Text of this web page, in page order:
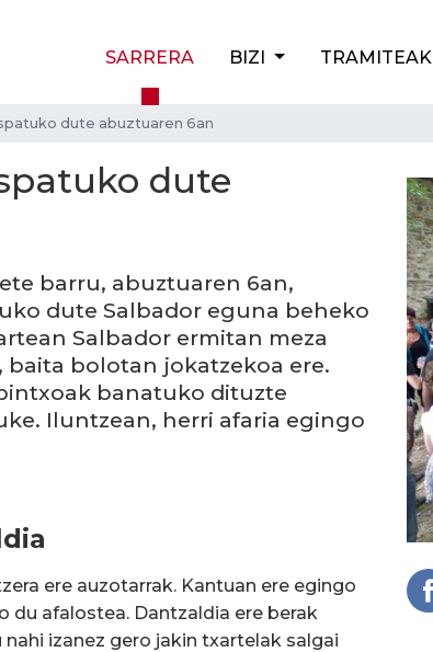
SARRERA BIZI TRAMITEAK
dute abuztuaren 6an
dute
barru, abuztuaren 6an,
dute Salbador eguna beheko
Salbador ermitan meza
bolotan jokatzekoa ere.
banatuko dituzte
Iluntzean, herri afaria egingo
ere auzotarrak. Kantuan ere egingo
du afalostea. Dantzaldia ere berak
izanez gero jakin txartelak salgai